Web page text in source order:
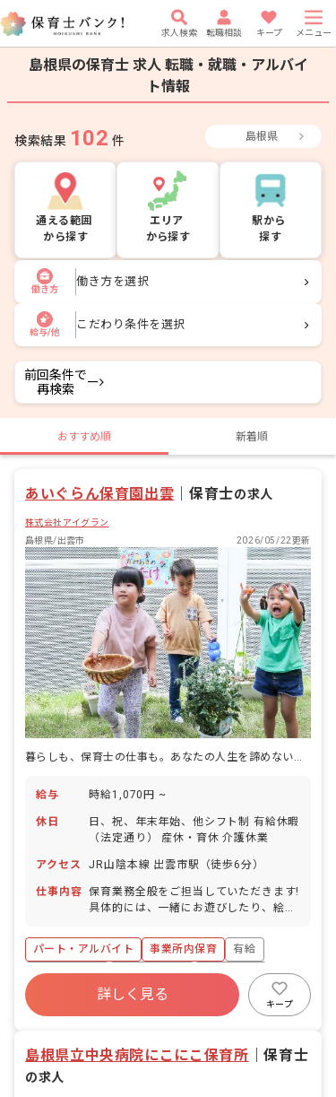
求人検索 転職相談 キープ メニュー
島根県の保育士 求人 転職・就職・アルバイ
ト情報
検索結果 102 件 島根県
通える範囲
から探す
エリア
から探す
駅から
探す
働き方
働き方を選択
給与/他
こだわり条件を選択
前回条件で
再検索
ー
おすすめ順 新着順
あいぐらん保育園出雲 ｜保育士の求人
株式会社アイグラン
島根県/出雲市
2026/05/22更新
暮らしも、保育士の仕事も。あなたの人生を諦めない、アイグラン。
給与 時給1,070円 ~
休日
日、祝、年末年始、他シフト制 有給休暇
（法定通り） 産休・育休 介護休業
アクセス JR山陰本線 出雲市駅（徒歩6分）
仕事内容 保育業務全般をご担当していただきます!
具体的には、一緒にお遊びしたり、絵本
お昼寝、お着替え、お散歩などをお任せ
します!
パート・アルバイト 事業所内保育
有給
福利厚生充実
産休育休制度
未経験歓迎
WEB面接OK
詳しく見る
キープ
島根県立中央病院にこにこ保育所 ｜保育士
の求人